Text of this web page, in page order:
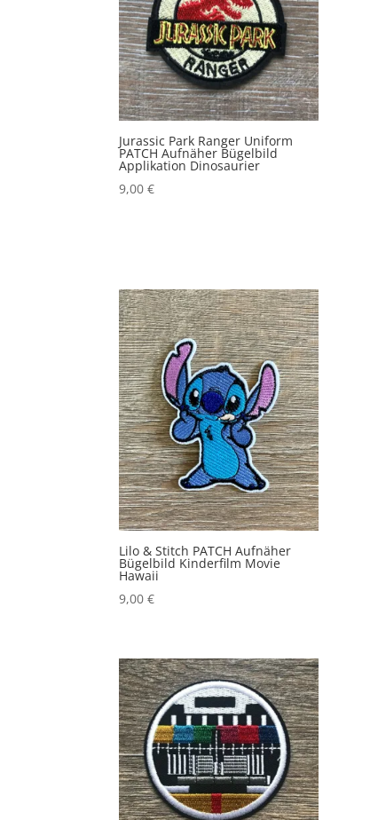
Jurassic Park Ranger Uniform
PATCH Aufnäher Bügelbild
Applikation Dinosaurier
9,00€
Lilo & Stitch PATCH Aufnäher
Bügelbild Kinderfilm Movie
Hawaii
9,00€